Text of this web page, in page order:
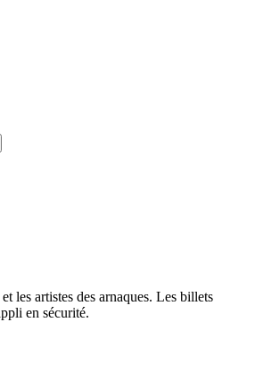
les artistes des arnaques. Les billets
en sécurité.